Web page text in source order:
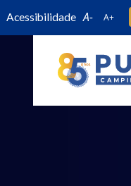
Acessibilidade